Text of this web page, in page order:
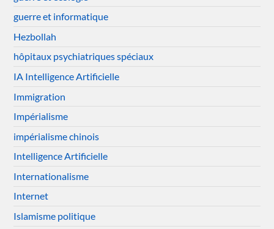
guerre et informatique
Hezbollah
hôpitaux psychiatriques spéciaux
IA Intelligence Artificielle
Immigration
Impérialisme
impérialisme chinois
Intelligence Artificielle
Internationalisme
Internet
Islamisme politique